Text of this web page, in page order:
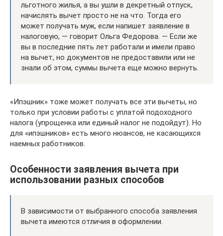
льготного жилья, а вы ушли в декретный отпуск,
начислять вычет просто не на что. Тогда его
может получать муж, если напишет заявление в
налоговую, — говорит Ольга Федорова. — Если же
вы в последние пять лет работали и имели право
на вычет, но документов не предоставили или не
знали об этом, суммы вычета еще можно вернуть.
«Ипэшник» тоже может получать все эти вычеты, но
только при условии работы с уплатой подоходного
налога (упрощенка или единый налог не подойдут). Но
для «ипэшников» есть много нюансов, не касающихся
наемных работников.
Особенности заявления вычета при
использовании разных способов
В зависимости от выбранного способа заявления
вычета имеются отличия в оформлении.